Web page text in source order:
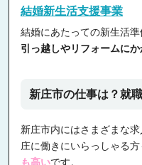
結婚新生活支援事業
結婚にあたっての新生活準
引っ越しやリフォームに
新庄市の仕事は？就
新庄市内にはさまざまな
庄に働きにいらっしゃる方
も高いです。